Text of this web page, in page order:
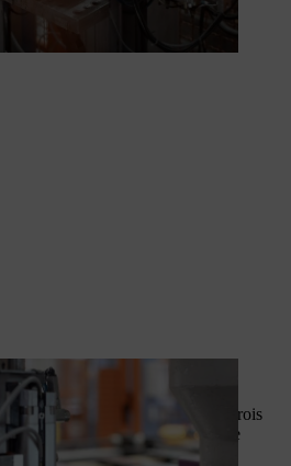
la suite le frottement sur le guide.
fabrication, le guide-chaîne en trois
du marquage à l’aide d’une